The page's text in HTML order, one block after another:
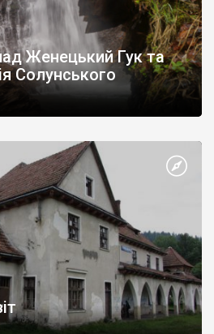
Женецький Гук та
Солунського